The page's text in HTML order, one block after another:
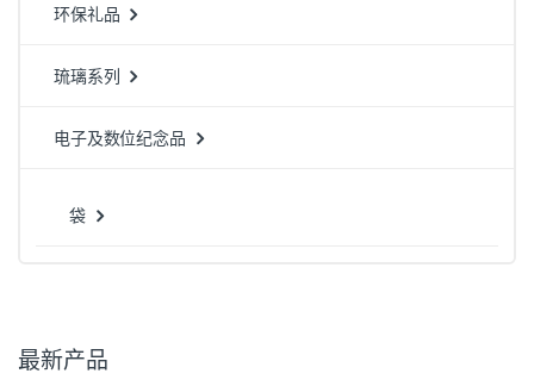
环保礼品
琉璃系列
电子及数位纪念品
袋
最新产品